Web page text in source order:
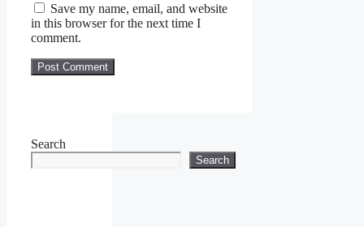
Save my name, email, and website
in this browser for the next time I
comment.
Search
Search